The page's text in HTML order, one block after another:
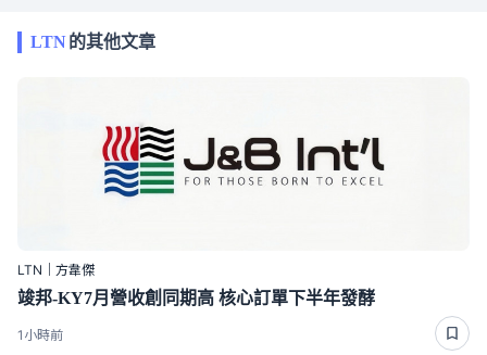
LTN的其他文章
LTN｜方韋傑
竣邦-KY7月營收創同期高 核心訂單下半年發酵
1小時前